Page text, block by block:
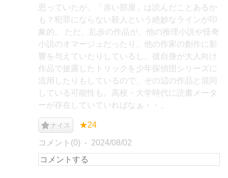
思っていたが、「赤い部屋」は読んだことあるか
も？犯罪にならない殺人という絶妙なラインが印
象的。 ただ、乱歩の作品が、他の推理小説や怪奇
小説のオマージュだったり、他の作家の創作に影
響を与えていたりしているし、彼自身が大人向け
作品で披露したトリックを少年探偵団シリーズに
流用したりもしているので、その辺の作品と混同
している可能性も。高校・大学時代に読書メータ
ーが存在していていればなぁ・・。
ナイス ★24
コメント(0) 2024/08/02